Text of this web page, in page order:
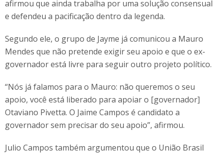
afirmou que ainda trabalha por uma solução consensual
e defendeu a pacificação dentro da legenda.
Segundo ele, o grupo de Jayme já comunicou a Mauro
Mendes que não pretende exigir seu apoio e que o ex-
governador está livre para seguir outro projeto político.
“Nós já falamos para o Mauro: não queremos o seu
apoio, você está liberado para apoiar o [governador]
Otaviano Pivetta. O Jaime Campos é candidato a
governador sem precisar do seu apoio”, afirmou.
Julio Campos também argumentou que o União Brasil